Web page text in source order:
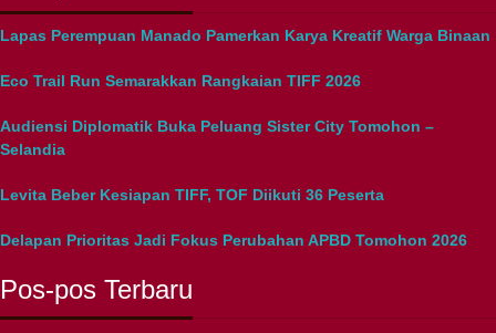
Lapas Perempuan Manado Pamerkan Karya Kreatif Warga Binaan
Eco Trail Run Semarakkan Rangkaian TIFF 2026
Audiensi Diplomatik Buka Peluang Sister City Tomohon –
Selandia
Levita Beber Kesiapan TIFF, TOF Diikuti 36 Peserta
Delapan Prioritas Jadi Fokus Perubahan APBD Tomohon 2026
Pos-pos Terbaru